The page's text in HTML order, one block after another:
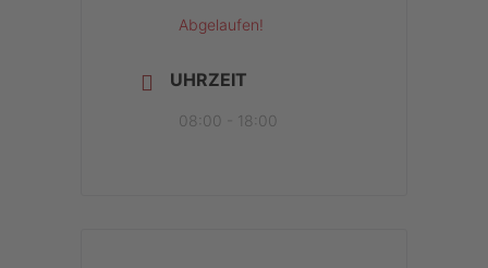
Abgelaufen!
UHRZEIT
08:00 - 18:00